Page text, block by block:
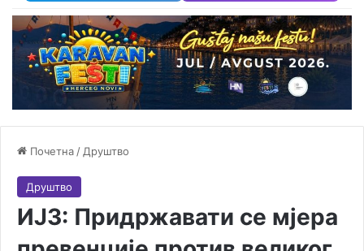
Почетна / Друштво
Друштво
ИЈЗ: Придржавати се мјера